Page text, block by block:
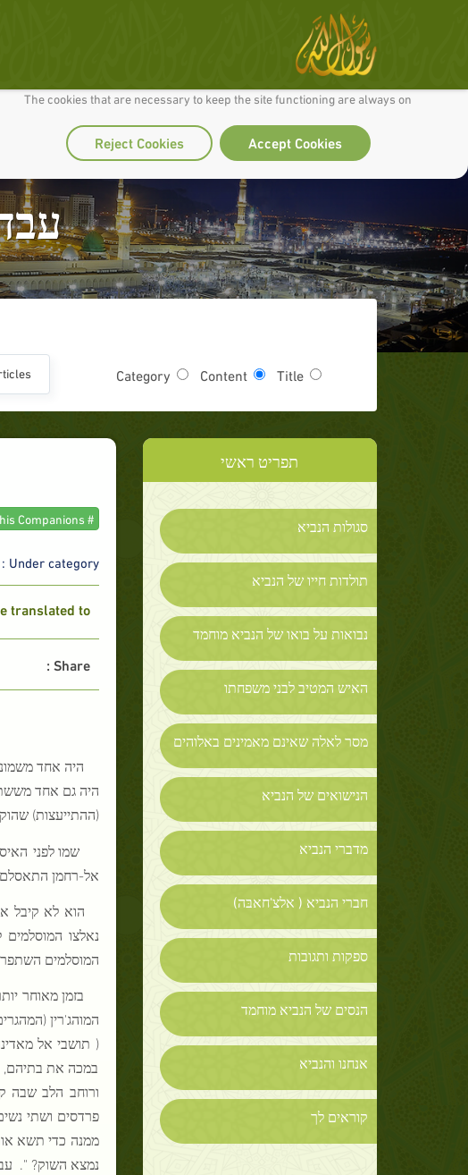
use cookies to make our site work well for you and so we can continually improve it.
The cookies that are necessary to keep the site functioning are always on
Accept Cookies
Reject Cookies
Title
Content
Category
תפריט ראשי
סגולות הנביא
תולדות חייו של הנביא
נבואות על בואו של הנביא מוחמד
האיש המטיב לבני משפחתו
מסר לאלה שאינם מאמינים באלוהים
הנישואים של הנביא
מדברי הנביא
חברי הנביא ( אלצ'חאבּה)
ספקות ותגובות
הנסים של הנביא מוחמד
אנחנו והנביא
קוראים לך
# The Prophet and his Companions
Under category :
translated to :
Share :
היה אחד
היה גם אחד
(ההתייעצות)
שמו לפני
אל-רחמן התאסלם
הוא לא קיבל
נאלצו
המוסלמים
בזמן מאוחר
המוהג'רין
( תושבי אל
במכה את בתיהם,
ורוחב הלב שבה
פרדסים ושתי
ממנה כדי תשא
נמצא השוק? ".